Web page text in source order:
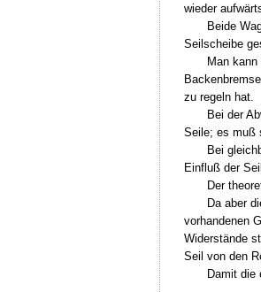
wieder
Beide
Seilscheibe
Man
zu regeln hat.
Bei der
Seile; es muß
Bei
Einfluß der
Der
Da aber
vorhandenen
Widerstände
Seil von den
Damit die